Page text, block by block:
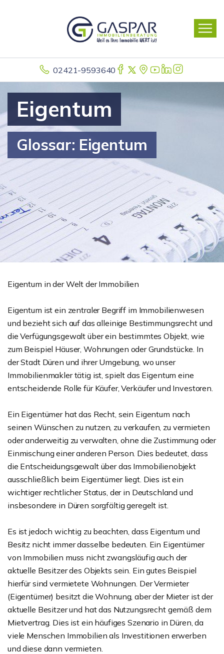
02421-9593640
Eigentum
Glossar: Eigentum
Eigentum in der Welt der Immobilien
Eigentum ist ein zentraler Begriff im Immobilienwesen
und bezieht sich auf das alleinige Bestimmungsrecht und
die Verfügungsgewalt über ein bestimmtes Objekt, wie
zum Beispiel Häuser, Wohnungen oder Grundstücke. In
der Stadt Düren und ihrer Umgebung, wo unser
Immobilienmakler tätig ist, spielt das Eigentum eine
entscheidende Rolle für Käufer, Verkäufer und Investoren.
Ein Eigentümer hat das Recht, sein Eigentum nach
seinen Wünschen zu nutzen, zu verkaufen, zu vermieten
oder anderweitig zu verwalten, ohne die Zustimmung oder
Einmischung einer anderen Person. Dies bedeutet, dass
die Entscheidungsgewalt über das Immobilienobjekt
ausschließlich beim Eigentümer liegt. Dies ist ein
wichtiger rechtlicher Status, der in Deutschland und
insbesondere in Düren sorgfältig geregelt ist.
Es ist jedoch wichtig zu beachten, dass Eigentum und
Besitz nicht immer dasselbe bedeuten. Ein Eigentümer
von Immobilien muss nicht zwangsläufig auch der
aktuelle Besitzer des Objekts sein. Ein gutes Beispiel
hierfür sind vermietete Wohnungen. Der Vermieter
(Eigentümer) besitzt die Wohnung, aber der Mieter ist der
aktuelle Besitzer und hat das Nutzungsrecht gemäß dem
Mietvertrag. Dies ist ein häufiges Szenario in Düren, da
viele Menschen Immobilien als Investitionen erwerben
und diese dann vermieten.